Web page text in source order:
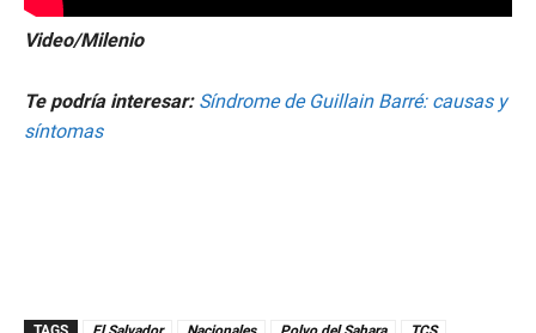
Video/Milenio
Te podría interesar: Síndrome de Guillain Barré: causas y
síntomas